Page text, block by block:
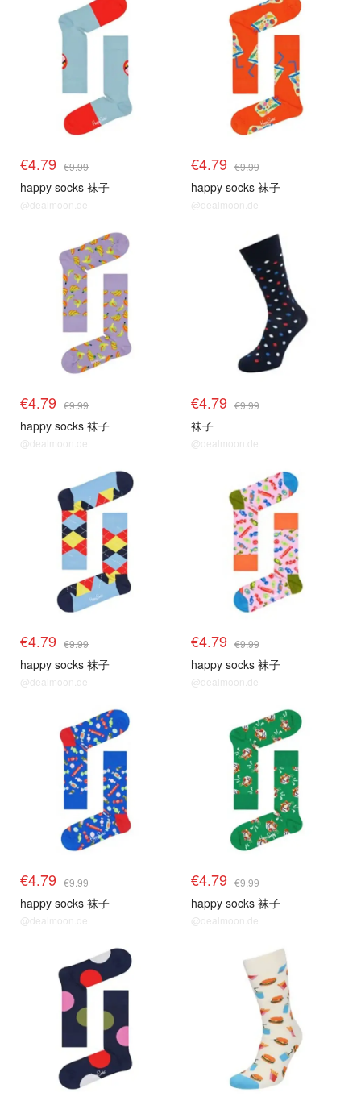
€4.79 €9.99
happy socks 袜子
@dealmoon.de
€4.79 €9.99
happy socks 袜子
@dealmoon.de
€4.79 €9.99
happy socks 袜子
@dealmoon.de
€4.79 €9.99
袜子
@dealmoon.de
€4.79 €9.99
happy socks 袜子
@dealmoon.de
€4.79 €9.99
happy socks 袜子
@dealmoon.de
€4.79 €9.99
happy socks 袜子
@dealmoon.de
€4.79 €9.99
happy socks 袜子
@dealmoon.de